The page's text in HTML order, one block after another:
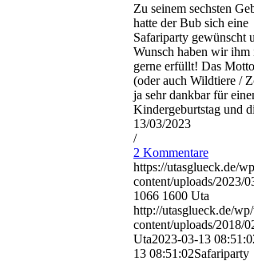
Zu seinem sechsten
hatte der Bub sich eine
Safariparty gewünscht
Wunsch haben wir ihm
gerne erfüllt! Das
(oder auch Wildtiere /
ja sehr dankbar für
Kindergeburtstag und
13/03/2023
/
2 Kommentare
https://utasglueck.de/
content/uploads/2023/
1066 1600 Uta
http://utasglueck.de/
content/uploads/2018/
Uta2023-03-13
13 08:51:02Safariparty